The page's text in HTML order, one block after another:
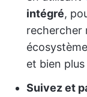
intégré,
rechercher
et bien
Suivez et